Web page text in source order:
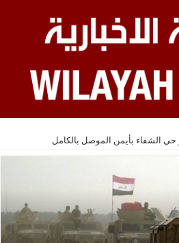
حي الشفاء بأيمن الموصل بالكامل